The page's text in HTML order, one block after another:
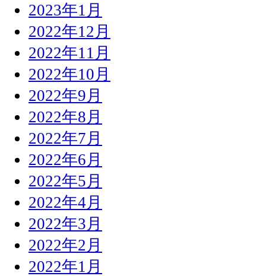
2023年1月
2022年12月
2022年11月
2022年10月
2022年9月
2022年8月
2022年7月
2022年6月
2022年5月
2022年4月
2022年3月
2022年2月
2022年1月